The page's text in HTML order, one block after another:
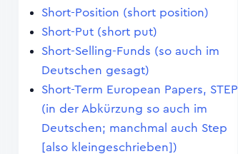
Short-Position (short position)
Short-Put (short put)
Short-Selling-Funds (so auch im
Deutschen gesagt)
Short-Term European Papers, STEP
(in der Abkürzung so auch im
Deutschen; manchmal auch Step
[also kleingeschrieben])